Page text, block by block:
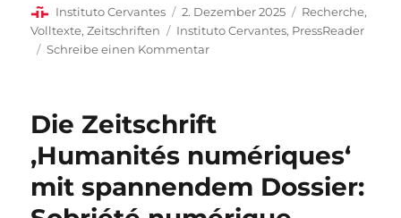
Autor
Instituto Cervantes
Veröffentlicht
am
2. Dezember 2025 Kategorien
Recherche,
Volltexte,Zeitschriften Schlagwörter
Instituto Cervantes, PressReader
Schreibe einen Kommentarzu
digital
multidisciplinar
al
servicio
de
Die Zeitschrift
‚Humanités numériques‘
mit spannendem Dossier: